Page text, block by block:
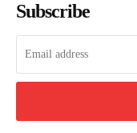
Subscribe